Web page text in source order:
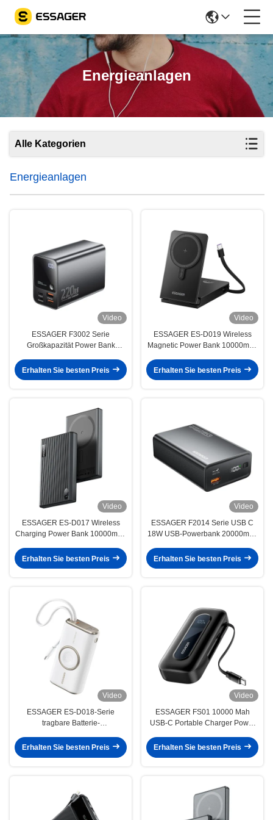
Energieanlagen
Alle Kategorien
Energieanlagen
Video
ESSAGER F3002 Serie
Großkapazität Power Bank
Erhalten Sie besten Preis
Video
ESSAGER ES-D019 Wireless
Magnetic Power Bank 10000mah
Erhalten Sie besten Preis
Video
ESSAGER ES-D017 Wireless
Charging Power Bank 10000mah
Erhalten Sie besten Preis
Video
ESSAGER F2014 Serie USB C
18W USB-Powerbank 20000mah
Erhalten Sie besten Preis
Video
ESSAGER ES-D018-Serie
tragbare Batterie-
Erhalten Sie besten Preis
Video
ESSAGER FS01 10000 Mah
USB-C Portable Charger Power
Eingang
Erhalten Sie besten Preis